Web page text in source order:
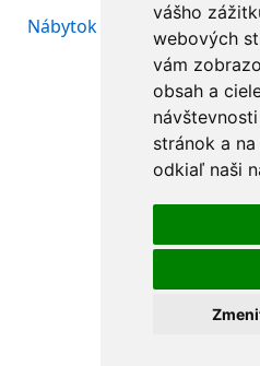
vášho
webových
vám
obsah a
stránok a
odkiaľ naši
Nábytok Sosna
|
tvorba